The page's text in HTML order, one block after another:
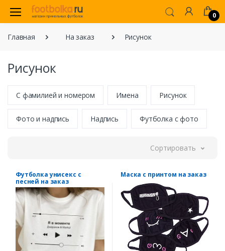
0
Главная На заказ Рисунок
Рисунок
С фамилией и номером Имена Рисунок
Фото и надпись Надпись Футболка с фото
Сортировать
Футболка унисекс с
песней на заказ
Маска с принтом на заказ